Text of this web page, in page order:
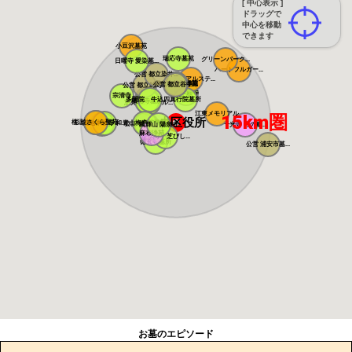
[ 中心表示 ]
ドラッグで
中心を移動
できます
千光寺 月の廟...
公営 浦安市墓...
感通寺
恵光メモリアル...
東本願寺
小豆沢墓苑
江東メモリアル
メモリアルステ...
ハートフルガー...
グリーンパーク...
宗清寺
浄見寺
瑞光寺
桜上水 みたま...
寛永寺谷中霊園
積徳寺墓所
徳玄寺墓所
真行院墓所
正伝寺 芝びし...
寛永寺德川浄苑
築地本願寺 和...公営 都立青山...
公営 都立雑司...
公営 都立染井...
公営 都立谷中...
瑞応寺墓苑
多聞院 牛込四...
青山梅窓院墓苑
麻布浄苑
萬輝山 陽泉寺
日曜寺 愛染墓...
杉並さくら聖苑 中央区役所 15km圏
お墓のエピソード